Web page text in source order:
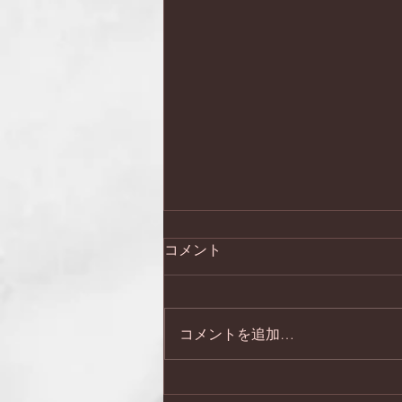
日本会議兵庫 第２７回総
コメント
コメントを追加…